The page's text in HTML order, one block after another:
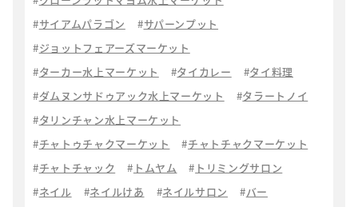
サイアムパラゴン
サパーンプット
ジョットフェアーズマーケット
ターカー水上マーケット
タイカレー
タイ料理
ダムヌンサドゥアック水上マーケット
タラートノイ
タリンチャン水上マーケット
チャトゥチャクマーケット
チャトチャクマーケット
チャトチャック
トムヤム
トリミングサロン
ネイル
ネイルけあ ネイルサロン
バー